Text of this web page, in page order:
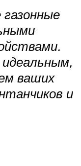
ваших
и